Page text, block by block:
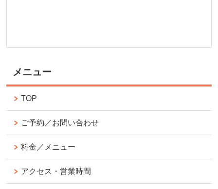
メニュー
TOP
ご予約／お問い合わせ
料金／メニュー
アクセス・営業時間